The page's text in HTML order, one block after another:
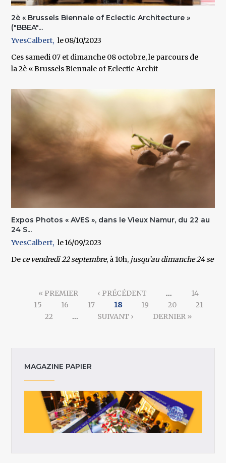
2è « Brussels Biennale of Eclectic Architecture »
("BBEA"...
YvesCalbert
08/10/2023
Ces samedi 07 et dimanche 08 octobre, le parcours de
la 2è « Brussels Biennale of Eclectic Archit
Expos Photos « AVES », dans le Vieux Namur, du 22 au
24 S...
YvesCalbert
16/09/2023
De ce vendredi 22 septembre, à 10h, jusqu’au dimanche 24 se
« PREMIER ‹ PRÉCÉDENT …
14
15
16 17 18 19 20
21
22
… SUIVANT › DERNIER »
MAGAZINE PAPIER